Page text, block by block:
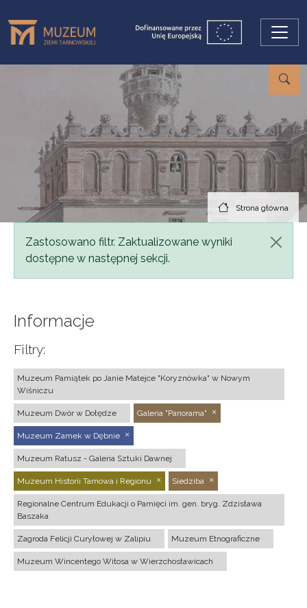
Strona główna
Komunikat
Zastosowano filtr. Zaktualizowane wyniki
dostępne w następnej sekcji.
Informacje
Filtry:
Muzeum Pamiątek po Janie Matejce "Koryznówka" w Nowym
Wiśniczu
Muzeum Dwór w Dołędze Galeria "Panorama"
Muzeum Zamek w Dębnie
Muzeum Ratusz - Galeria Sztuki Dawnej
Muzeum Historii Tarnowa i Regionu Siedziba
Regionalne Centrum Edukacji o Pamięci im. gen. bryg. Zdzisława
Baszaka
Zagroda Felicji Curyłowej w Zalipiu Muzeum Etnograficzne
Muzeum Wincentego Witosa w Wierzchosławicach